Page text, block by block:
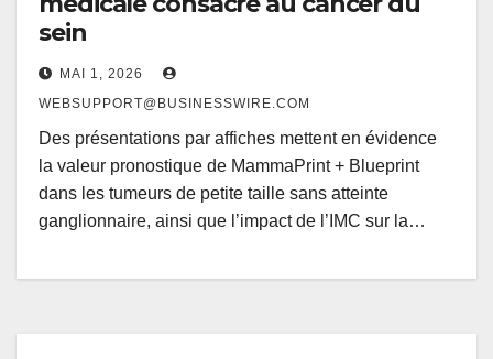
sein
MAI 1, 2026
WEBSUPPORT@BUSINESSWIRE.COM
Des présentations par affiches mettent en évidence
la valeur pronostique de MammaPrint + Blueprint
dans les tumeurs de petite taille sans atteinte
ganglionnaire, ainsi que l’impact de l’IMC sur la…